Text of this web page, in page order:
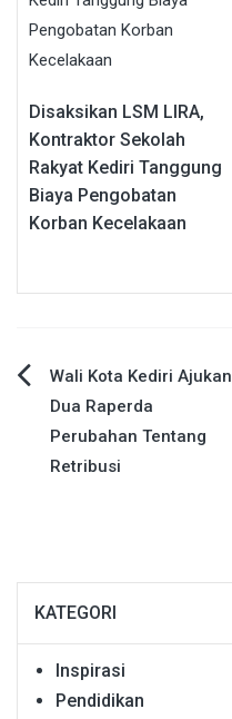
Disaksikan LSM LIRA,
Kontraktor Sekolah
Rakyat Kediri Tanggung
Biaya Pengobatan
Korban Kecelakaan
Navigasi
pos
Wali Kota Kediri Ajukan
Dua Raperda
Perubahan Tentang
Retribusi
KATEGORI
Inspirasi
Pendidikan